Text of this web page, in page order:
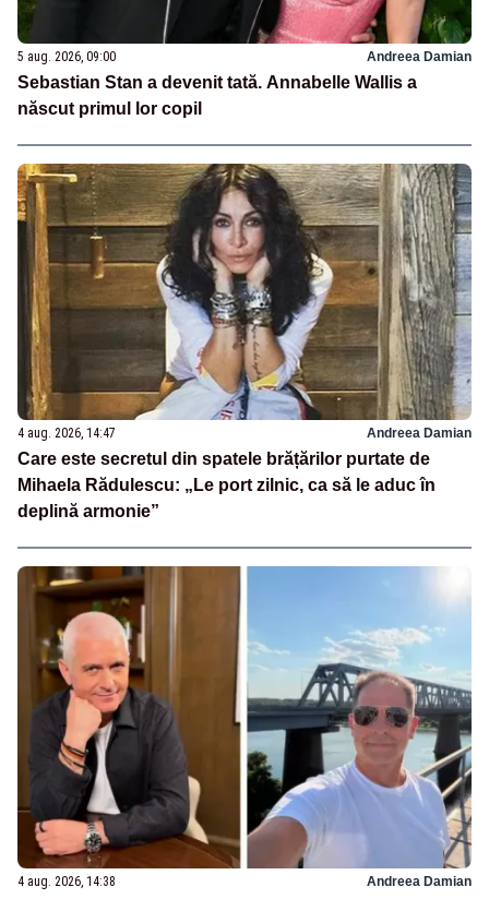
5 aug. 2026, 09:00 Andreea Damian
Sebastian Stan a devenit tată. Annabelle Wallis a
născut primul lor copil
4 aug. 2026, 14:47 Andreea Damian
Care este secretul din spatele brățărilor purtate de
Mihaela Rădulescu: „Le port zilnic, ca să le aduc în
deplină armonie”
4 aug. 2026, 14:38 Andreea Damian